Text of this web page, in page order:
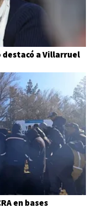
destacó a Villarruel
en bases